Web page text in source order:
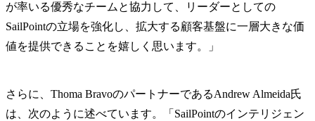
が率いる優秀なチームと協力して、リーダーとしての
SailPointの立場を強化し、拡大する顧客基盤に一層大きな価
値を提供できることを嬉しく思います。」
さらに、Thoma BravoのパートナーであるAndrew Almeida氏
は、次のように述べています。「SailPointのインテリジェン